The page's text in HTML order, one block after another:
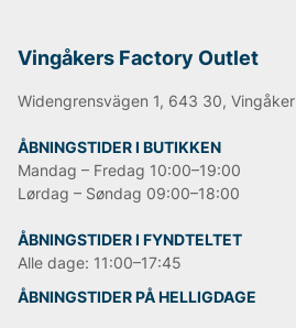
Vingåkers Factory Outlet
Widengrensvägen 1, 643 30, Vingåker
ÅBNINGSTIDER I BUTIKKEN
Mandag – Fredag 10:00–19:00
Lørdag – Søndag 09:00–18:00
ÅBNINGSTIDER I FYNDTELTET
Alle dage: 11:00–17:45
ÅBNINGSTIDER PÅ HELLIGDAGE